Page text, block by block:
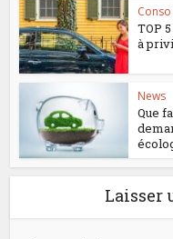
Conso
TOP
à
News
Que
Laisser